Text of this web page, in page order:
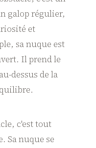
galop régulier,
et
sa nuque est
Il prend le
dessus de la
c'est tout
Sa nuque se